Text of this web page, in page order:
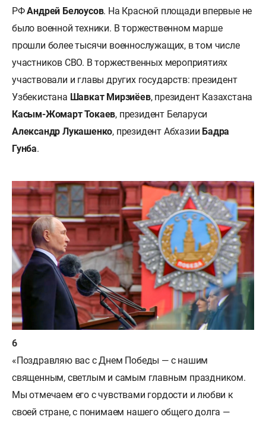
РФАндрей Белоусов. На Красной площади впервые не
было военной техники. В торжественном марше
прошли более тысячи военнослужащих, в том числе
участников СВО. В торжественных мероприятиях
участвовали и главы других государств: президент
Узбекистана Шавкат Мирзиёев, президент Казахстана
Касым-Жомарт Токаев, президент Беларуси
Александр Лукашенко, президент Абхазии Бадра
Гунба.
«Поздравляю вас с Днем Победы — с нашим
священным, светлым и самым главным праздником.
Мы отмечаем его с чувствами гордости и любви к
своей стране, с понимаем нашего общего долга —